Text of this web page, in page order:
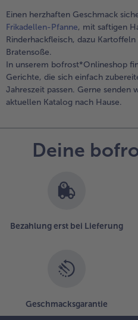
Einen herzhaften Geschmack
Frikadellen-Pfanne, mit saftigen
Rinderhackfleisch, dazu
Bratensoße.
In unserem bofrost*Onlineshop
Gerichte, die sich einfach
Jahreszeit passen. Gerne senden
aktuellen Katalog nach Hause.
Deine
Bezahlung erst bei Lieferung
Geschmacksgarantie